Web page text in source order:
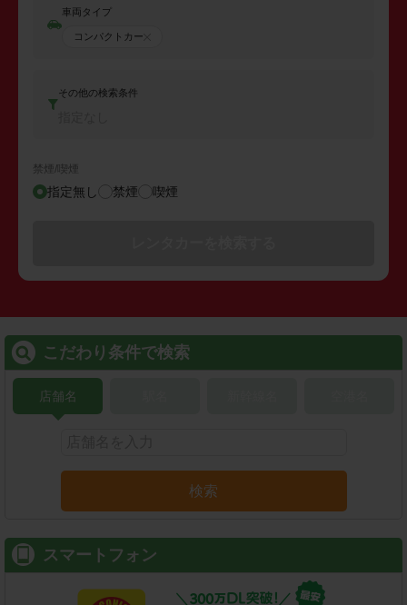
車両タイプ
コンパクトカー
その他の検索条件
禁煙/喫煙
指定無し 禁煙 喫煙
こだわり条件で検索
店舗名
検索
スマートフォン